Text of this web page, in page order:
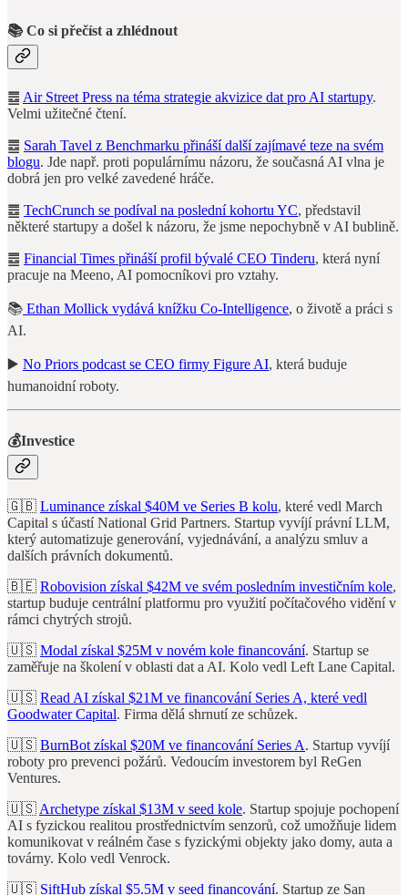
📚 Co si přečíst a zhlédnout
䷉ Air Street Press na téma strategie akvizice dat pro AI startupy.
Velmi užitečné čtení.
䷉ Sarah Tavel z Benchmarku přináší další zajímavé teze na svém
blogu. Jde např. proti populárnímu názoru, že současná AI vlna je
dobrá jen pro velké zavedené hráče.
䷉ TechCrunch se podíval na poslední kohortu YC, představil
některé startupy a došel k názoru, že jsme nepochybně v AI bublině.
䷉ Financial Times přináší profil bývalé CEO Tinderu, která nyní
pracuje na Meeno, AI pomocníkovi pro vztahy.
📚 Ethan Mollick vydává knížku Co-Intelligence, o životě a práci s
AI.
▶️ No Priors podcast se CEO firmy Figure AI, která buduje
humanoidní roboty.
💰Investice
🇬🇧 Luminance získal $40M ve Series B kolu, které vedl March
Capital s účastí National Grid Partners. Startup vyvíjí právní LLM,
který automatizuje generování, vyjednávání, a analýzu smluv a
dalších právních dokumentů.
🇧🇪 Robovision získal $42M ve svém posledním investičním kole,
startup buduje centrální platformu pro využití počítačového vidění v
rámci chytrých strojů.
🇺🇸 Modal získal $25M v novém kole financování. Startup se
zaměřuje na školení v oblasti dat a AI. Kolo vedl Left Lane Capital.
🇺🇸 Read AI získal $21M ve financování Series A, které vedl
Goodwater Capital. Firma dělá shrnutí ze schůzek.
🇺🇸 BurnBot získal $20M ve financování Series A. Startup vyvíjí
roboty pro prevenci požárů. Vedoucím investorem byl ReGen
Ventures.
🇺🇸Archetype získal $13M v seed kole. Startup spojuje pochopení
AI s fyzickou realitou prostřednictvím senzorů, což umožňuje lidem
komunikovat v reálném čase s fyzickými objekty jako domy, auta a
továrny. Kolo vedl Venrock.
🇺🇸 SiftHub získal $5.5M v seed financování. Startup ze San